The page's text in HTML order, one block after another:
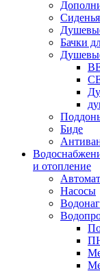
Бачки
Биде
и отопление
Насосы